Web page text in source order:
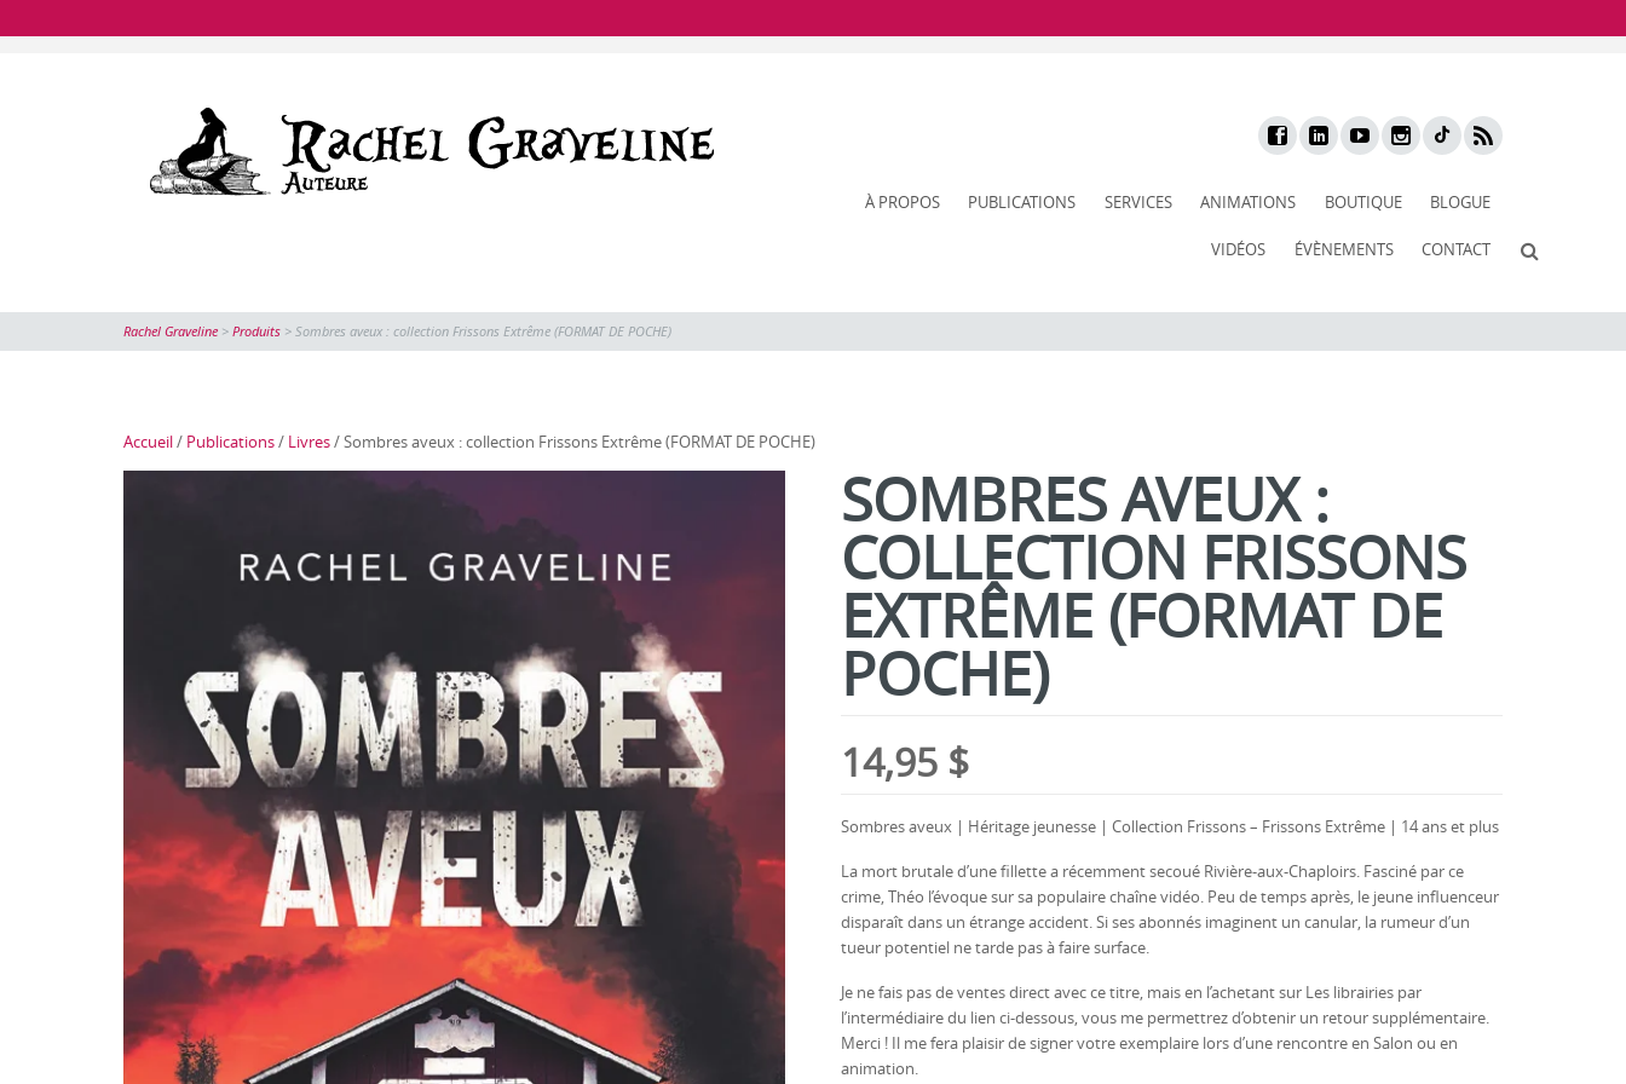
À PROPOS PUBLICATIONS SERVICES ANIMATIONS BOUTIQUE BLOGUE
VIDÉOS ÉVÈNEMENTS CONTACT
Rachel Graveline > Produits > Sombres aveux : collection Frissons Extrême (FORMAT DE POCHE)
Accueil/ Publications/ Livres/ Sombres aveux : collection Frissons Extrême (FORMAT DE POCHE)
SOMBRES AVEUX :
COLLECTION FRISSONS
EXTRÊME (FORMAT DE
POCHE)
14,95 $
Sombres aveux | Héritage jeunesse | Collection Frissons – Frissons Extrême | 14 ans et plus
La mort brutale d’une fillette a récemment secoué Rivière-aux-Chaploirs. Fasciné par ce
crime, Théo l’évoque sur sa populaire chaîne vidéo. Peu de temps après, le jeune influenceur
disparaît dans un étrange accident. Si ses abonnés imaginent un canular, la rumeur d’un
tueur potentiel ne tarde pas à faire surface.
Je ne fais pas de ventes direct avec ce titre, mais en l’achetant sur Les librairies par
l’intermédiaire du lien ci-dessous, vous me permettrez d’obtenir un retour supplémentaire.
Merci ! Il me fera plaisir de signer votre exemplaire lors d’une rencontre en Salon ou en
animation.